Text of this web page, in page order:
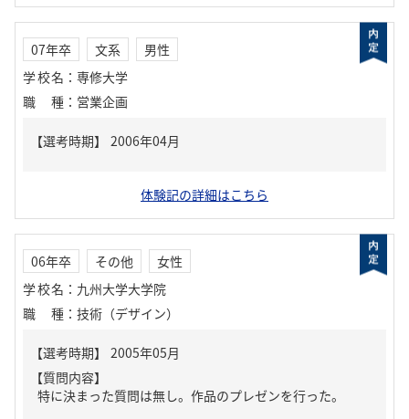
07年卒 文系
男性
学校名 ： 専修大学
職種 ： 営業企画
体験記の詳細はこちら
06年卒 その他
女性
学校名 ： 九州大学大学院
職種 ： 技術（デザイン）
【質問内容】
特に決まった質問は無し。作品のプレゼンを行った。